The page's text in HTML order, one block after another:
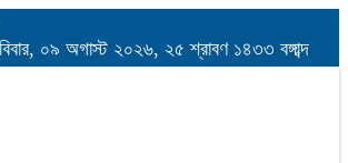
০৯ অগাস্ট ২০২৬, ২৫ শ্রাবণ ১৪৩৩ বঙ্গাব্দ